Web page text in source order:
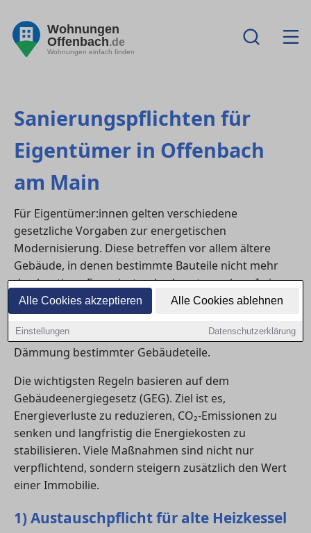
Alle Cookies akzeptieren Alle Cookies ablehnen
Einstellungen Datenschutzerklärung
Wohnungen
Offenbach.de
Wohnungen einfach finden
Sanierungspflichten für
Eigentümer in Offenbach
am Main
Für Eigentümer:innen gelten verschiedene
gesetzliche Vorgaben zur energetischen
Modernisierung. Diese betreffen vor allem ältere
Gebäude, in denen bestimmte Bauteile nicht mehr
den heutigen Energiestandards entsprechen. In in
Offenbach am Main müssen Sanierungen teilweise
innerhalb klarer Fristen durchgeführt werden – etwa
beim Austausch veralteter Heizungen oder bei der
Dämmung bestimmter Gebäudeteile.
Die wichtigsten Regeln basieren auf dem
Gebäudeenergiegesetz (GEG). Ziel ist es,
Energieverluste zu reduzieren, CO₂-Emissionen zu
senken und langfristig die Energiekosten zu
stabilisieren. Viele Maßnahmen sind nicht nur
verpflichtend, sondern steigern zusätzlich den Wert
einer Immobilie.
1) Austauschpflicht für alte Heizkessel